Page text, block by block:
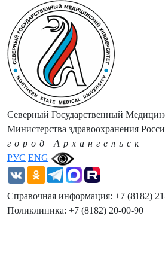
РУС ENG
Северный Государственный
Министерства здравоохранения
город Архангельск
Справочная информация: +7 (8182)
Поликлиника: +7 (8182) 20-00-90